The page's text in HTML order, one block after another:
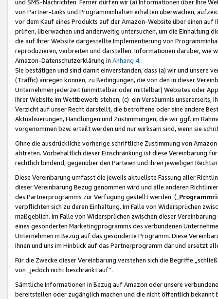
und SMS-Nachrichten. Ferner dürfen wir (a) Informationen über Ihre
von Partner-Links und Programminhalten erhalten überwachen,
vor dem Kauf eines Produkts auf der Amazon-Website über einen
prüfen, überwachen und anderweitig untersuchen, um die Einhaltung
die auf Ihrer Website dargestellte Implementierung von
reproduzieren, verbreiten und darstellen. Informationen darüber, wie
Amazon-Datenschutzerklärung in Anhang 4.
Sie bestätigen und sind damit einverstanden, dass (a) wir und
(Traffic) anregen können, zu Bedingungen, die von den in dieser
Unternehmen jederzeit (unmittelbar oder mittelbar) Websites oder
Ihrer Website im Wettbewerb stehen, (c) ein Versäumnis unsererseits,
Verzicht auf unser Recht darstellt, die betroffene oder eine andere
Aktualisierungen, Handlungen und Zustimmungen, die wir ggf. im
vorgenommen bzw. erteilt werden und nur wirksam sind, wenn sie
Ohne die ausdrückliche vorherige schriftliche Zustimmung von
abtreten. Vorbehaltlich dieser Einschränkung ist diese Vereinbarung
rechtlich bindend, gegenüber den Parteien und ihren jeweiligen
Diese Vereinbarung umfasst die jeweils aktuellste Fassung aller
dieser Vereinbarung Bezug genommen wird und alle anderen
des Partnerprogramms zur Verfügung gestellt werden („
verpflichten sich zu deren Einhaltung. Im Falle von Widersprüchen
maßgeblich. Im Falle von Widersprüchen zwischen dieser
eines gesonderten Marketingprogramms des verbundenen
Unternehmen in Bezug auf das gesonderte Programm. Diese
Ihnen und uns im Hinblick auf das Partnerprogramm dar und ersetzt
Für die Zwecke dieser Vereinbarung verstehen sich die Begriffe
von „jedoch nicht beschränkt auf“.
Sämtliche Informationen in Bezug auf Amazon oder unsere
bereitstellen oder zugänglich machen und die nicht öffentlich